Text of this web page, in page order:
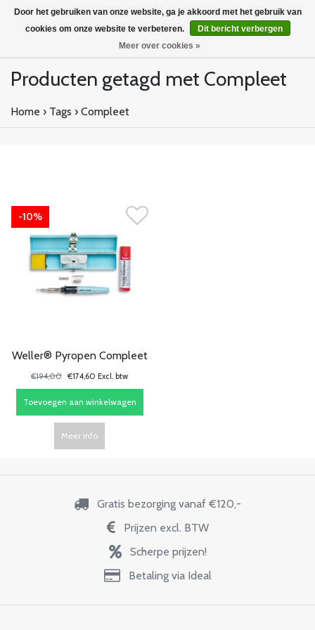
Producten getagd met Compleet
Home › Tags › Compleet
-10%
Weller® Pyropen Compleet
€194,00 €174,60 Excl. btw
Toevoegen aan winkelwagen
Meer info
Gratis bezorging vanaf €120,-
Prijzen excl. BTW
Scherpe prijzen!
Betaling via Ideal
Door het gebruiken van onze website, ga je akkoord met het gebruik van
cookies om onze website te verbeteren.
Dit bericht verbergen
Meer over cookies »